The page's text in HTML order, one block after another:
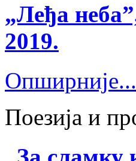
„Леђа
2019.
Опширније...
Поезија и